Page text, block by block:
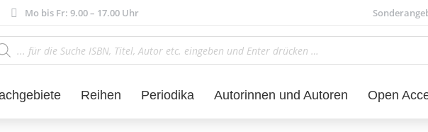
Mo bis Fr: 9.00 – 17.00 Uhr
Reihen Periodika Autorinnen und Autoren Open